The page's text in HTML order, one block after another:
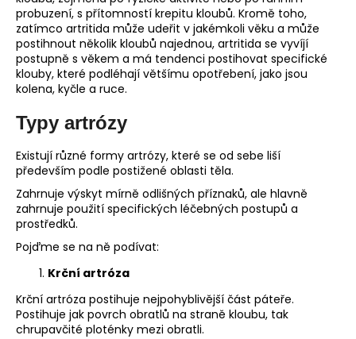
probuzení, s přítomností krepitu kloubů. Kromě toho,
zatímco artritida může udeřit v jakémkoli věku a může
postihnout několik kloubů najednou, artritida se vyvíjí
postupně s věkem a má tendenci postihovat specifické
klouby, které podléhají většímu opotřebení, jako jsou
kolena, kyčle a ruce.
Typy artrózy
Existují různé formy artrózy, které se od sebe liší
především podle postižené oblasti těla.
Zahrnuje výskyt mírně odlišných příznaků, ale hlavně
zahrnuje použití specifických léčebných postupů a
prostředků.
Pojďme se na ně podívat:
Krční artróza
Krční artróza postihuje nejpohyblivější část páteře.
Postihuje jak povrch obratlů na straně kloubu, tak
chrupavčité ploténky mezi obratli.